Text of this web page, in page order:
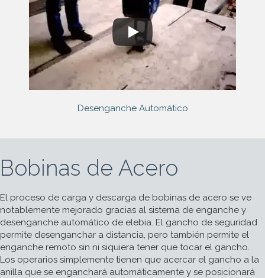
Desenganche Automático
Bobinas de Acero
El proceso de carga y descarga de bobinas de acero se ve
notablemente mejorado gracias al sistema de enganche y
desenganche automático de elebia. El gancho de seguridad
permite desenganchar a distancia, pero también permite el
enganche remoto sin ni siquiera tener que tocar el gancho.
Los operarios simplemente tienen que acercar el gancho a la
anilla que se enganchará automáticamente y se posicionará